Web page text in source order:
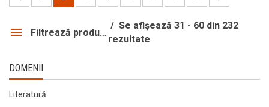
Filtrează produsele
Se afișează 31 - 60 din 232
rezultate
DOMENII
Literatură